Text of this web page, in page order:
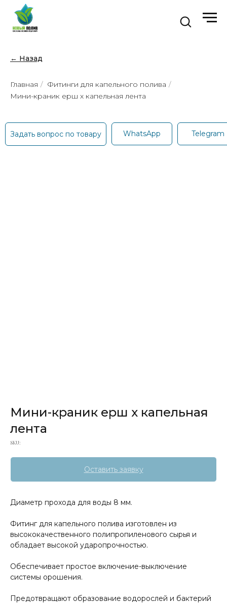
← Назад
Главная / Фитинги для капельного полива /
Мини-краник ерш х капельная лента
Задать вопрос по товару WhatsApp Telegram
Мини-краник ерш х капельная
лента
SKU:
Оставить заявку
Диаметр прохода для воды 8 мм.
Фитинг для капельного полива изготовлен из
высококачественного полипропиленового сырья и
обладает высокой ударопрочностью.
Обеспечивает простое включение-выключение
системы орошения.
Предотвращают образование водорослей и бактерий